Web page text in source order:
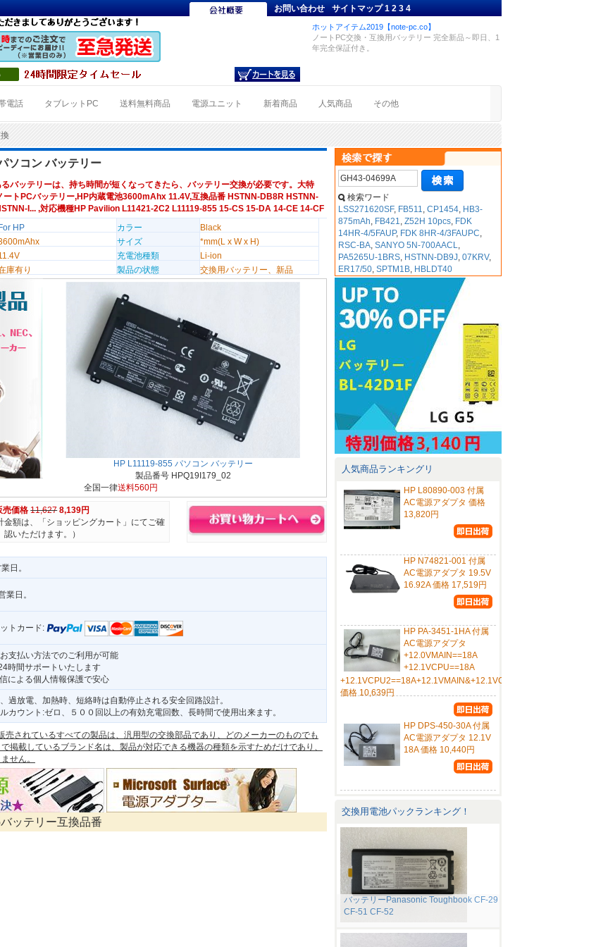
お問い合わせ サイトマップ 1234
ホットアイテム2019【note-pc.co】
ノートPC交換・互換用バッテリー 完全新品～即日、1
年完全保証付き。
電話 タブレットPC 送料無料商品 電源ユニット 新着商品 人気商品 その他
ソコン バッテリー
バッテリーは、持ち時間が短くなってきたら、バッテリー交換が必要です。大特
ートPCバッテリー,HP内蔵電池3600mAhx 11.4V,互換品番 HSTNN-DB8R HSTNN-
I... ,対応機種HP Pavilion L11421-2C2 L11119-855 15-CS 15-DA 14-CE 14-CF
For HP カラー
Black
サイズ
*mm(L x W x H)
充電池種類
Li-ion
庫有り 製品の状態 交換用バッテリー、新品
HP L11119-855 パソコン バッテリー
製品番号 HPQ19I179_02
全国一律送料560円
売価格 11,627 8,139円
金額は、「ショッピングカート」にてご確
認いただけます。）
日。
業日。
トカード:
支払い方法でのご利用が可能
時間サポートいたします
による個人情報保護で安心
過放電、加熱時、短絡時は自動停止される安全回路設計。
カウント:ゼロ、５００回以上の有効充電回数、長時間で使用出来ます。
売されているすべての製品は、汎用型の交換部品であり、どのメーカーのものでも
掲載しているブランド名は、製品が対応できる機器の種類を示すためだけであり、
せん。
ッテリー互換品番
検索ワード
LSS271620SF, FB511,CP1454, HB3-
875mAh, FB421,Z52H 10pcs, FDK
14HR-4/5FAUP, FDK 8HR-4/3FAUPC,
RSC-BA,SANYO 5N-700AACL,
PA5265U-1BRS, HSTNN-DB9J,07KRV,
ER17/50,SPTM1B, HBLDT40
人気商品ランキングリ
HP L80890-003 付属
AC電源アダプタ 価格
13,820円
HP N74821-001 付属
AC電源アダプタ 19.5V
16.92A 価格 17,519円
HP PA-3451-1HA 付属
AC電源アダプタ
+12.0VMAIN==18A
+12.1VCPU==18A
+12.1VCPU2==18A+12.1VMAIN&+12.1VCPU&+12.1VCPU2
価格 10,639円
HP DPS-450-30A 付属
AC電源アダプタ 12.1V
18A 価格 10,440円
交換用電池パックランキング！
バッテリーPanasonic Toughbook CF-29
CF-51 CF-52